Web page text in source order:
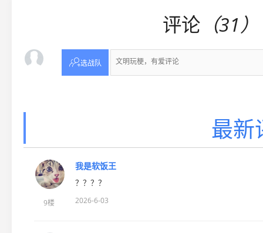
评论 （31）
选战队
最新
9楼
我是软饭王
？？？？
2026-6-03